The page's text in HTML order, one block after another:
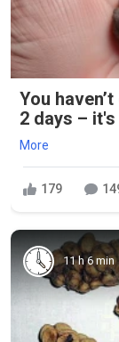
You
2 days –
More
179
11 h 6 min